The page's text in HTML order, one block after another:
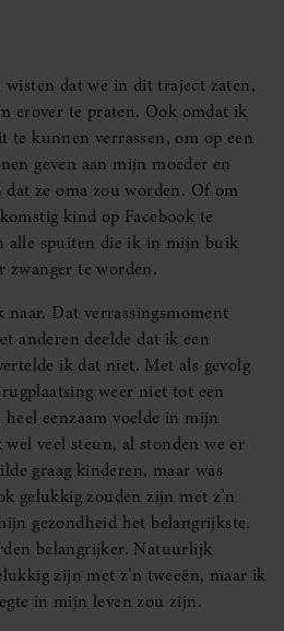
dat we in dit traject zaten,
erover te praten. Ook omdat ik
te kunnen verrassen, om op een
geven aan mijn moeder en
ze oma zou worden. Of om
kind op Facebook te
alle spuiten die ik in mijn buik
zwanger te worden.
naar. Dat verrassingsmoment
anderen deelde dat ik een
ik dat niet. Met als gevolg
weer niet tot een
heel eenzaam voelde in mijn
veel steun, al stonden we er
graag kinderen, maar was
gelukkig zouden zijn met z’n
gezondheid het belangrijkste.
belangrijker. Natuurlijk
zijn met z’n tweeën, maar ik
in mijn leven zou zijn.